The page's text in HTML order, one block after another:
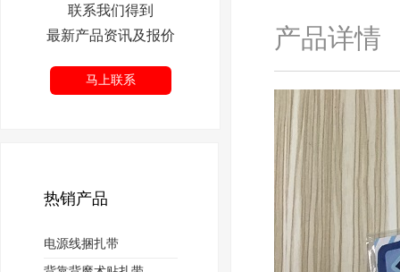
联系我们得到
最新产品资讯及报价
马上联系
热销产品
电源线捆扎带
产品详情